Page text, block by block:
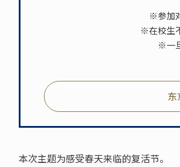
※参加
※在校生
※一
本次主题为感受春天来临的复活节。